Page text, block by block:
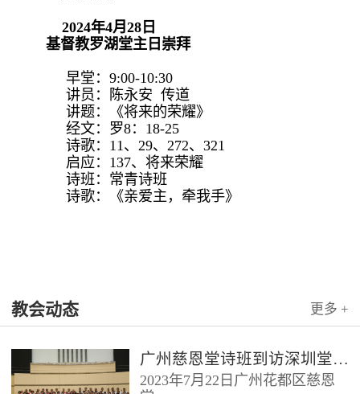
2024年4月28日
基督教罗湖堂主日崇拜
早堂：9:00-10:30
讲员：陈永安 传道
讲题：《将来的荣耀》
经文：罗8：18-25
诗歌：11、29、272、321
启应：137、将来荣耀
诗班：常青诗班
诗歌：《亲爱主，牵我手》
教会动态 更多 +
广州慈恩堂诗班到访深圳堂、和平堂
2023年7月22日广州花都区慈恩